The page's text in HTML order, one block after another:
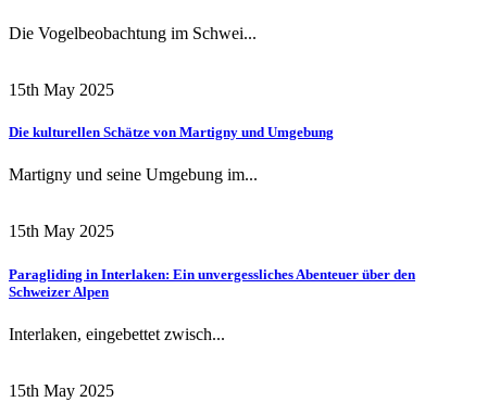
Die Vogelbeobachtung im Schwei...
15th May 2025
Die kulturellen Schätze von Martigny und Umgebung
Martigny und seine Umgebung im...
15th May 2025
Paragliding in Interlaken: Ein unvergessliches Abenteuer über den
Schweizer Alpen
Interlaken, eingebettet zwisch...
15th May 2025